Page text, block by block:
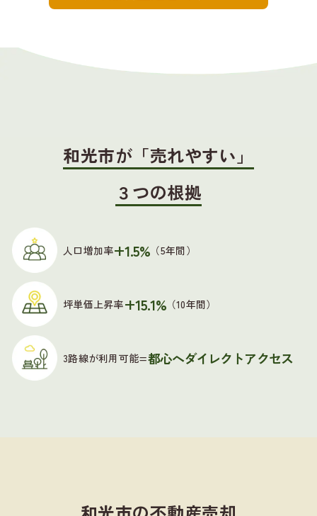
和光市が「売れやすい」
３つの根拠
人口増加率+1.5% （5年間）
坪単価上昇率+15.1%（10年間）
3路線が利用可能=都心へダイレクトアクセス